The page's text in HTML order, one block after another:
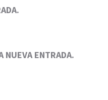
NUEVA ENTRADA.